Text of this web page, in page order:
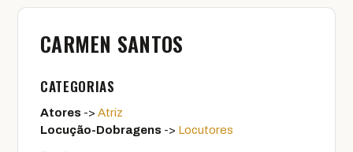
CARMEN SANTOS
CATEGORIAS
Atores -> Atriz
Locução-Dobragens -> Locutores